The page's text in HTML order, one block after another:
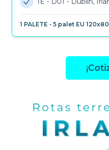
1 PALETE - 5 palet EU